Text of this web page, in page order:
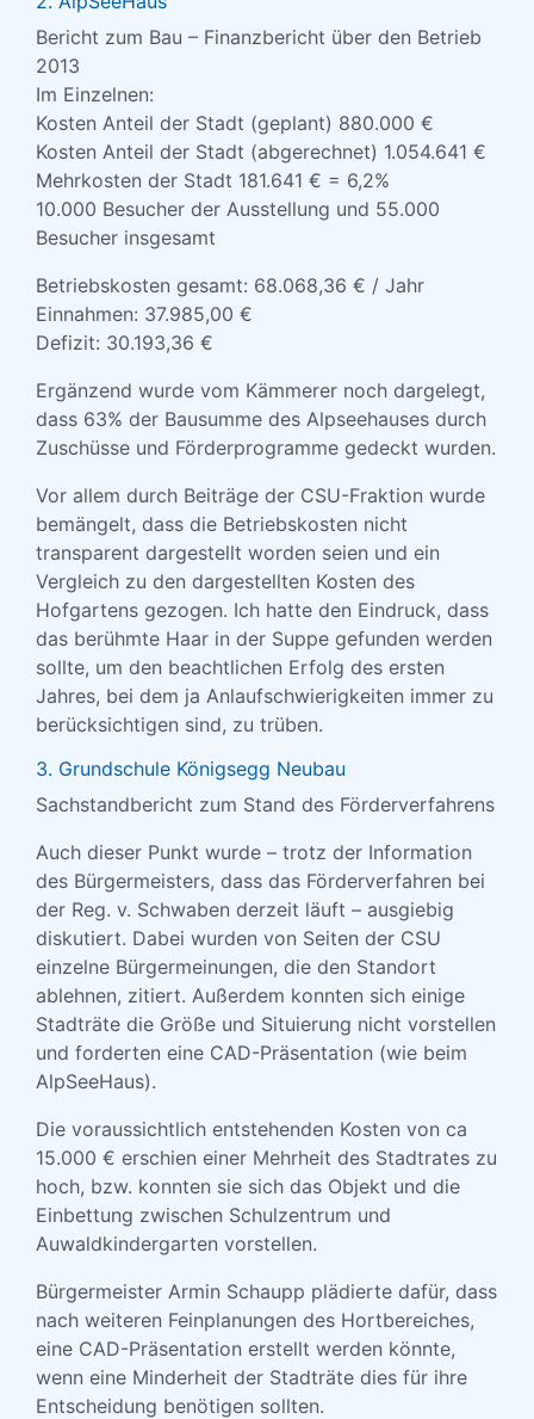
Bericht zum Bau – Finanzbericht über den Betrieb
2013
Im Einzelnen:
Kosten Anteil der Stadt (geplant) 880.000 €
Kosten Anteil der Stadt (abgerechnet) 1.054.641 €
Mehrkosten der Stadt 181.641 € = 6,2%
10.000 Besucher der Ausstellung und 55.000
Besucher insgesamt
Betriebskosten gesamt: 68.068,36 € / Jahr
Einnahmen: 37.985,00 €
Defizit: 30.193,36 €
Ergänzend wurde vom Kämmerer noch dargelegt,
dass 63% der Bausumme des Alpseehauses durch
Zuschüsse und Förderprogramme gedeckt wurden.
Vor allem durch Beiträge der CSU-Fraktion wurde
bemängelt, dass die Betriebskosten nicht
transparent dargestellt worden seien und ein
Vergleich zu den dargestellten Kosten des
Hofgartens gezogen. Ich hatte den Eindruck, dass
das berühmte Haar in der Suppe gefunden werden
sollte, um den beachtlichen Erfolg des ersten
Jahres, bei dem ja Anlaufschwierigkeiten immer zu
berücksichtigen sind, zu trüben.
3. Grundschule Königsegg Neubau
Sachstandbericht zum Stand des Förderverfahrens
Auch dieser Punkt wurde – trotz der Information
des Bürgermeisters, dass das Förderverfahren bei
der Reg. v. Schwaben derzeit läuft – ausgiebig
diskutiert. Dabei wurden von Seiten der CSU
einzelne Bürgermeinungen, die den Standort
ablehnen, zitiert. Außerdem konnten sich einige
Stadträte die Größe und Situierung nicht vorstellen
und forderten eine CAD-Präsentation (wie beim
AlpSeeHaus).
Die voraussichtlich entstehenden Kosten von ca
15.000 € erschien einer Mehrheit des Stadtrates zu
hoch, bzw. konnten sie sich das Objekt und die
Einbettung zwischen Schulzentrum und
Auwaldkindergarten vorstellen.
Bürgermeister Armin Schaupp plädierte dafür, dass
nach weiteren Feinplanungen des Hortbereiches,
eine CAD-Präsentation erstellt werden könnte,
wenn eine Minderheit der Stadträte dies für ihre
Entscheidung benötigen sollten.